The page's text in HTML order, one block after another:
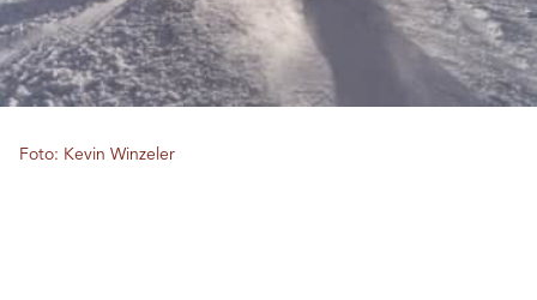
Foto: Kevin Winzeler